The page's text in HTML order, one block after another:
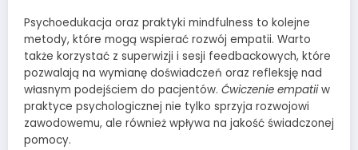
Psychoedukacja oraz praktyki mindfulness to kolejne
metody, które mogą wspierać rozwój empatii. Warto
także korzystać z superwizji i sesji feedbackowych, które
pozwalają na wymianę doświadczeń oraz refleksję nad
własnym podejściem do pacjentów. Ćwiczenie empatiiw
praktyce psychologicznej nie tylko sprzyja rozwojowi
zawodowemu, ale również wpływa na jakość świadczonej
pomocy.